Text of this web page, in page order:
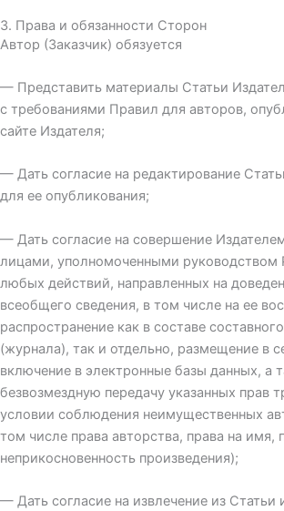
3. Права и обязанности Сторон
Автор (Заказчик) обязуется
— Представить материалы Статьи
с требованиями Правил для авторов,
сайте Издателя;
— Дать согласие на редактирование
для ее опубликования;
— Дать согласие на совершение
лицами, уполномоченными руководством
любых действий, направленных на
всеобщего сведения, в том числе на ее
распространение как в составе
(журнала), так и отдельно, размещение в
включение в электронные базы данных, а
безвозмездную передачу указанных прав
условии соблюдения неимущественных
том числе права авторства, права на имя,
неприкосновенность произведения);
— Дать согласие на извлечение из Статьи